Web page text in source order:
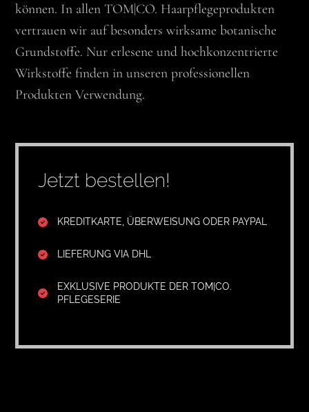
können. In allen TOM|CO. Haarpflegeprodukten
vertrauen wir auf besonders wirksame botanische
Grundstoffe. Nur erlesene und hochkonzentrierte
Wirkstoffe finden in unseren professionellen
Produkten Verwendung.
Jetzt bestellen!
KREDITKARTE, ÜBERWEISUNG ODER PAYPAL
LIEFERUNG VIA DHL
EXKLUSIVE PRODUKTE DER TOM|CO.
PFLEGESERIE